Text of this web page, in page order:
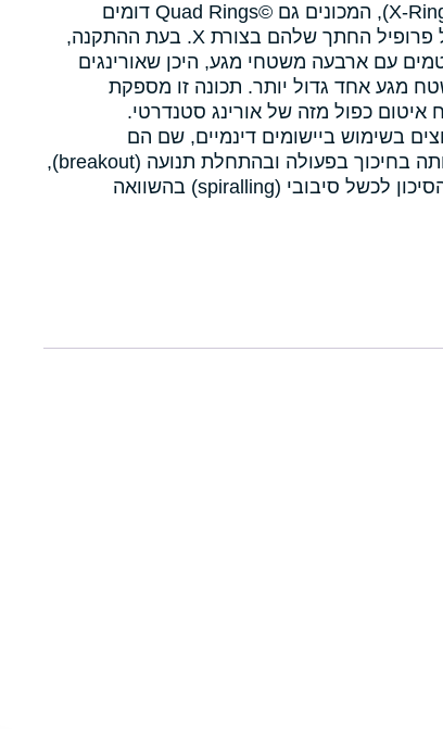
איקסרינגים (X-Rings), המכונים גם Quad Rings©‎ דומים
לאורינגים, אבל פרופיל החתך שלהם בצורת X. בעת ההתקנה,
עם ארבעה משטחי מגע, היכן שאורינגים
מגע אחד גדול יותר. תכונה זו מספקת
איטום כפול מזה של אורינג סטנדרטי.
בשימוש ביישומים דינמיים, שם הם
מאפשרים הפחתה בחיכוך בפעולה ובהתחלת תנועה (breakout),
ומפחיתים את הסיכון לכשל סיבובי (spiralling) בהשוואה